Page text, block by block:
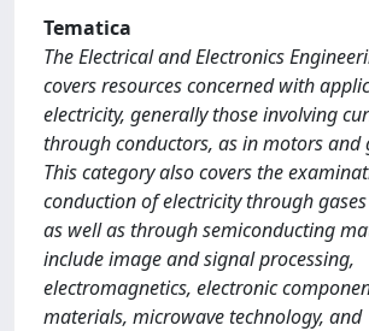
Tematica
The Electrical and Electronics
covers resources concerned with
electricity, generally those involving
through conductors, as in motors and
This category also covers the
conduction of electricity through
as well as through semiconducting
include image and signal processing,
electromagnetics, electronic
materials, microwave technology, and